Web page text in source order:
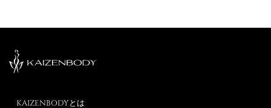
KAIZENBODYとは